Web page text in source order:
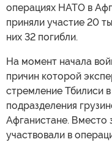
операциях НАТО в
приняли участие 20
них 32 погибли.
На момент начала
причин которой
стремление Тбилиси
подразделения
Афганистане. Вместо
участвовали в